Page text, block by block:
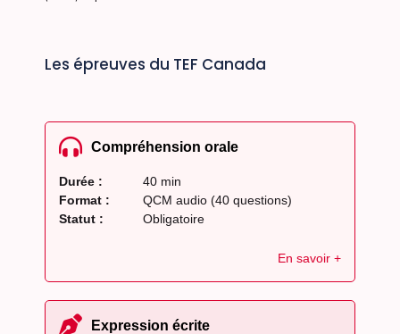
Les épreuves du TEF Canada
Compréhension orale
Durée :
40 min
Format :
QCM audio (40 questions)
Statut :
Obligatoire
En savoir +
Expression écrite